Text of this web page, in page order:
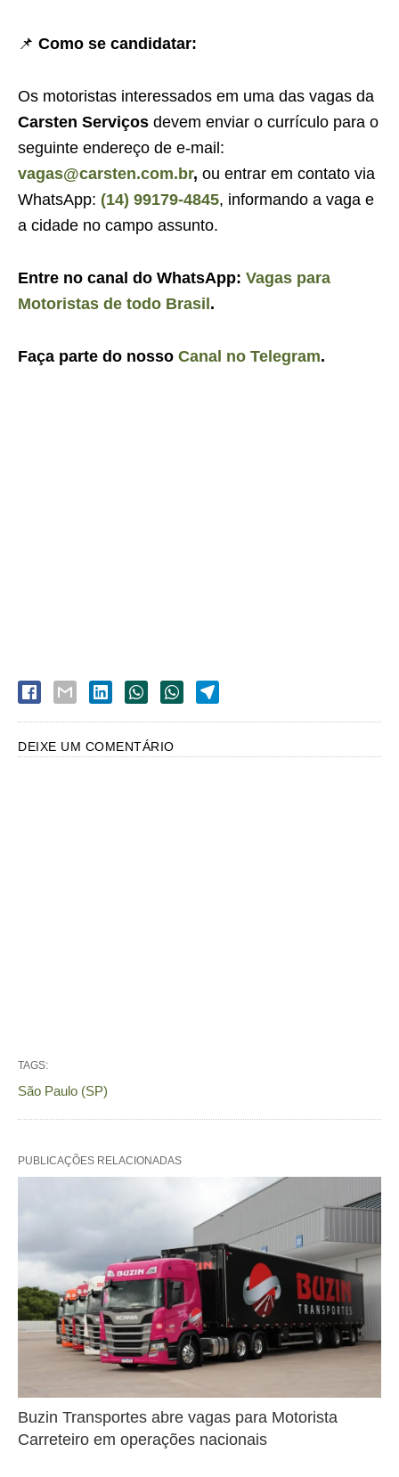
📌 Como se candidatar:
Os motoristas interessados em uma das vagas da
Carsten Serviços devem enviar o currículo para o
seguinte endereço de e-mail:
vagas@carsten.com.br, ou entrar em contato via
WhatsApp: (14) 99179-4845, informando a vaga e
a cidade no campo assunto.
Entre no canal do WhatsApp: Vagas para
Motoristas de todo Brasil .
Faça parte do nosso Canal no Telegram.
DEIXE UM COMENTÁRIO
TAGS:
São Paulo (SP)
PUBLICAÇÕES RELACIONADAS
Buzin Transportes abre vagas para Motorista
Carreteiro em operações nacionais